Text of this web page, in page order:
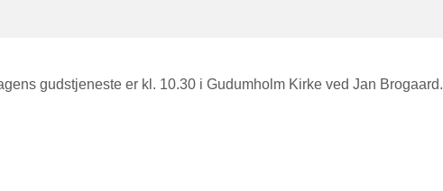
gudstjeneste er kl. 10.30 i Gudumholm Kirke ved Jan Brogaard.